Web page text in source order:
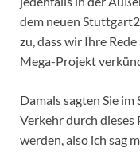
dem neuen
zu, dass wir Ihre
Mega-Projekt
Damals sagten Sie
Verkehr durch
werden, also ich sag